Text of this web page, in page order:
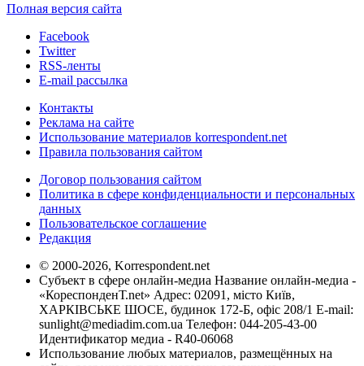
Полная версия сайта
Facebook
Twitter
RSS-ленты
E-mail рассылка
Контакты
Реклама на сайте
Использование материалов korrespondent.net
Правила пользования сайтом
Договор пользования сайтом
Политика в сфере конфиденциальности и персональных
данных
Пользовательское соглашение
Редакция
© 2000-2026, Korrespondent.net
Субъект в сфере онлайн-медиа Название онлайн-медиа -
«КореспонденТ.net» Адрес: 02091, місто Київ,
ХАРКІВСЬКЕ ШОСЕ, будинок 172-Б, офіс 208/1 E-mail:
sunlight@mediadim.com.ua Телефон: 044-205-43-00
Идентификатор медиа - R40-06068
Использование любых материалов, размещённых на